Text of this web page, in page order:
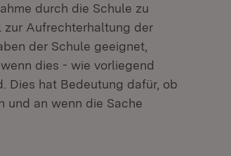
durch die Schule zu
zur Aufrechterhaltung der
der Schule geeignet,
dies - wie vorliegend
Dies hat Bedeutung dafür, ob
und an wenn die Sache